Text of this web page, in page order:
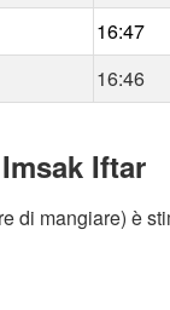
16:47
16:46
Iftar
di mangiare) è